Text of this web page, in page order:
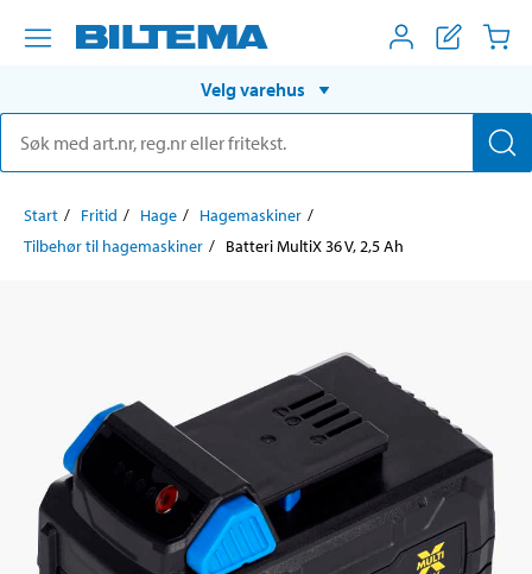
Velg varehus
Start Fritid Hage
Hagemaskiner
Tilbehør til hagemaskiner
Batteri MultiX 36 V, 2,5 Ah